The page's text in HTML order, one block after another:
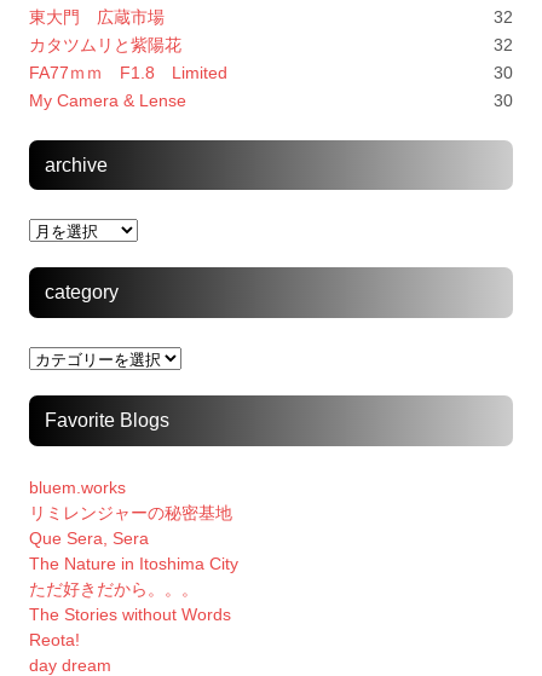
東大門 広蔵市場
32
カタツムリと紫陽花
32
FA77ｍｍ F1.8 Limited
30
My Camera & Lense
30
archive
archive
category
category
Favorite Blogs
bluem.works
リミレンジャーの秘密基地
Que Sera, Sera
The Nature in Itoshima City
ただ好きだから。。。
The Stories without Words
Reota!
day dream